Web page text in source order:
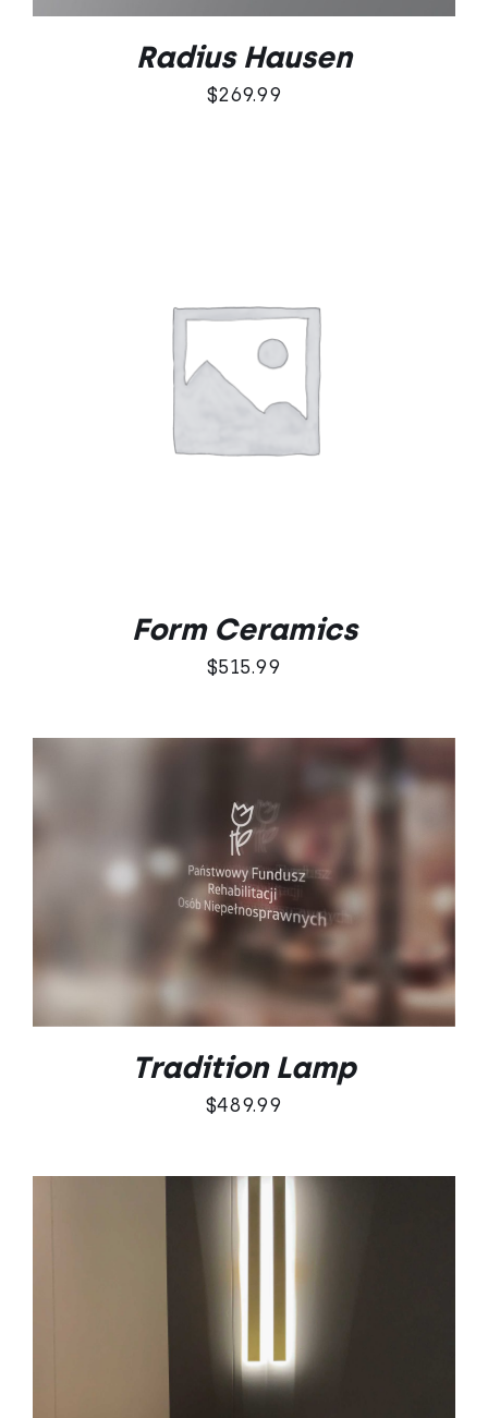
Radius Hausen
$269.99
Oceniono
5.00na 5
DODAJ DO KOSZYKA
Form Ceramics
$515.99
DODAJ DO KOSZYKA
/
SZCZEGÓŁY
Tradition Lamp
$489.99